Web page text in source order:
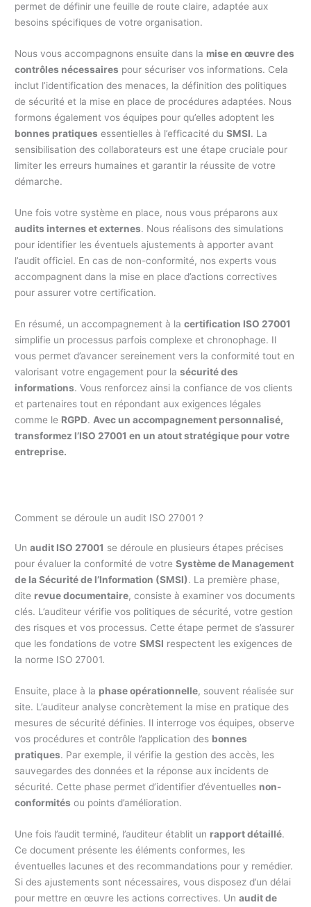
permet de définir une feuille de route claire, adaptée aux
besoins spécifiques de votre organisation.
Nous vous accompagnons ensuite dans la mise en œuvre des
contrôles nécessaires pour sécuriser vos informations. Cela
inclut l’identification des menaces, la définition des politiques
de sécurité et la mise en place de procédures adaptées. Nous
formons également vos équipes pour qu’elles adoptent les
bonnes pratiques essentielles à l’efficacité duSMSI. La
sensibilisation des collaborateurs est une étape cruciale pour
limiter les erreurs humaines et garantir la réussite de votre
démarche.
Une fois votre système en place, nous vous préparons aux
audits internes et externes. Nous réalisons des simulations
pour identifier les éventuels ajustements à apporter avant
l’audit officiel. En cas de non-conformité, nos experts vous
accompagnent dans la mise en place d’actions correctives
pour assurer votre certification.
En résumé, un accompagnement à lacertification ISO 27001
simplifie un processus parfois complexe et chronophage. Il
vous permet d’avancer sereinement vers la conformité tout en
valorisant votre engagement pour lasécurité des
informations. Vous renforcez ainsi la confiance de vos clients
et partenaires tout en répondant aux exigences légales
comme le RGPD. Avec un accompagnement personnalisé,
transformez l’ISO 27001 en un atout stratégique pour votre
entreprise.
Comment se déroule un audit ISO 27001 ?
Unaudit ISO 27001 se déroule en plusieurs étapes précises
pour évaluer la conformité de votreSystème de Management
de la Sécurité de l’Information (SMSI). La première phase,
dite revue documentaire, consiste à examiner vos documents
clés. L’auditeur vérifie vos politiques de sécurité, votre gestion
des risques et vos processus. Cette étape permet de s’assurer
que les fondations de votreSMSI respectent les exigences de
la norme ISO 27001.
Ensuite, place à la phase opérationnelle, souvent réalisée sur
site. L’auditeur analyse concrètement la mise en pratique des
mesures de sécurité définies. Il interroge vos équipes, observe
vos procédures et contrôle l’application des bonnes
pratiques. Par exemple, il vérifie la gestion des accès, les
sauvegardes des données et la réponse aux incidents de
sécurité. Cette phase permet d’identifier d’éventuelles non-
conformités ou points d’amélioration.
Une fois l’audit terminé, l’auditeur établit un rapport détaillé.
Ce document présente les éléments conformes, les
éventuelles lacunes et des recommandations pour y remédier.
Si des ajustements sont nécessaires, vous disposez d’un délai
pour mettre en œuvre les actions correctives. Unaudit de